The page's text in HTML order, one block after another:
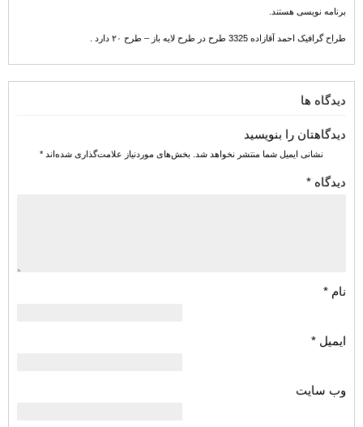
برنامه نویسی هستند.
طراح گرافیک احمد آقازاده 3325 طرح در طرح لایه باز – طرح ۲۰ دارد .
دیدگاه ها
دیدگاهتان را بنویسید
نشانی ایمیل شما منتشر نخواهد شد. بخش‌های موردنیاز علامت‌گذاری شده‌اند *
دیدگاه *
نام *
ایمیل *
وب‌ سایت